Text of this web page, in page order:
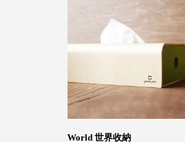
World 世界收納